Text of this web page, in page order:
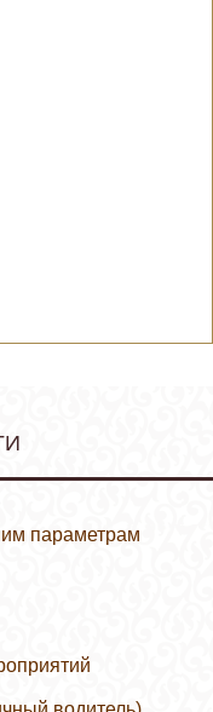
параметрам